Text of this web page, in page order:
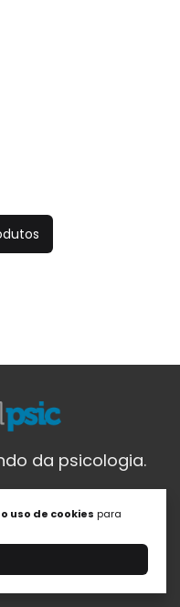
uso de cookies para
da psicologia.